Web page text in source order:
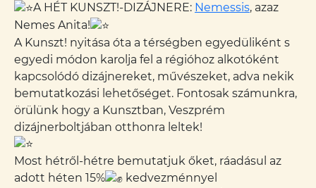
A HÉT KUNSZT!-DIZÁJNERE: Nemessis, azaz
Nemes Anita!
A Kunszt! nyitása óta a térségben egyedüliként s
egyedi módon karolja fel a régióhoz alkotóként
kapcsolódó dizájnereket, művészeket, adva nekik
bemutatkozási lehetőséget. Fontosak számunkra,
örülünk hogy a Kunsztban, Veszprém
dizájnerboltjában otthonra leltek!
Most hétről-hétre bemutatjuk őket, ráadásul az
adott héten 15%
kedvezménnyel